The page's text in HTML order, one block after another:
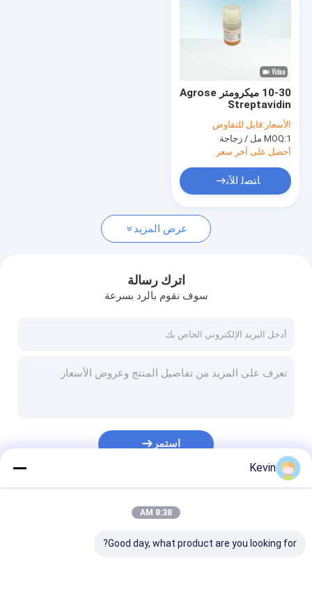
حول بنا
جولة في المعمل
حبات السيليكا المغناطيسية
حبات بوليمر مغناطيسية
10-30 ميكرومتر Agrose
Streptavidin
Magnetic Beads 20٪
Biotinylated IgG 5 ml
الأسعار:قابل للتفاوض
MOQ:1 مل / زجاجة
أحصل على آخر سعر
ﺎﺘﺼﻟ ﺍﻶﻧ
عرض المزيد
اترك رسالة
سوف نقوم بالرد بسرعة
استمر
Kevin
8:38 AM
Good day, what product are you looking for?